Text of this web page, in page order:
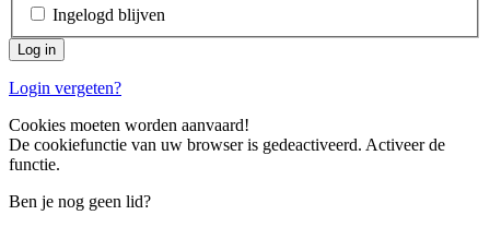
Ingelogd blijven
Login vergeten?
Cookies moeten worden aanvaard!
De cookiefunctie van uw browser is gedeactiveerd. Activeer de
functie.
Ben je nog geen lid?